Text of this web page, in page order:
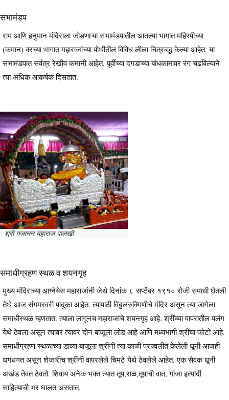
सभामंडप
राम आणि हनुमान मंदिराला जोडणाऱ्या सभामंडपातील आतल्या भागात महिरपीच्या
(कमान) वरच्या भागात महाराजांच्या पोथीतील विविध लीला चित्रबद्ध केल्या आहेत. या
सभामंडपात सर्वत्र रेखीव कमानी आहेत. पूर्वीच्या दगडाच्या बांधकामावर रंग चढविल्याने
त्या अधिक आकर्षक दिसतात.
श्री गजानन महाराज पालखी
समाधीग्रहण स्थळ व शयनगृह
मुख्य मंदिराच्या आग्नेयेस महाराजांनी जेथे दिनांक ८ सप्टेंबर १९१० रोजी समाधी घेतली
तेथे आज संगमरवरी पादुका आहेत. त्यापाठी विठ्ठलरुक्मिणीचे मंदिर असून त्या जागेला
समाधीस्थळ म्हणतात. त्याला लागूनच महाराजांचे शयनगृह आहे. श्रींच्या वापरातील पलंग
येथे ठेवला असून त्यावर त्यावर दोन बाजूला लोड आहे आणि मध्यभागी श्रींचा फोटो आहे.
समाधीग्रहण स्थळाच्या डाव्या बाजूला श्रींनी त्या काळी प्रज्वलीत केलेली धूनी आजही
धगधगत असून शेजारीच श्रींनी वापरलेले चिमटे येथे ठेवलेले आहेत. एक सेवक धूनी
अखंड तेवत ठेवतो. शिवाय अनेक भक्त त्यात तूप,राळ,तूपाची वात, गांजा इत्यादी
साहित्याची भर घालत असतात.